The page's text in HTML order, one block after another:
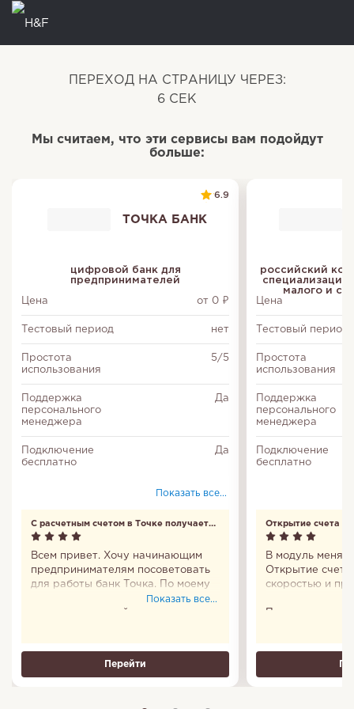
ПЕРЕХОД НА СТРАНИЦУ ЧЕРЕЗ:
6 СЕК
Мы считаем, что эти сервисы вам подойдут
больше:
6.9
ТОЧКА БАНК
цифровой банк для
предпринимателей
Цена от 0 ₽
Тестовый период нет
Простота
использования
5/5
Поддержка
персонального
менеджера
Да
Подключение
бесплатно
Да
Показать все...
С расчетным счетом в Точке получается
реально экономить на банковских
операциях
Всем привет. Хочу начинающим
предпринимателям посоветовать
для работы банк Точка. По моему
мнению они предлагают много
подготовке документов. Мой счет
Показать все...
Перейти
российский
малого и
Цена
Тестовый период
Простота
использования
Поддержка
персонального
менеджера
Подключение
бесплатно
Открытие счета
скоростью
В модуль меня
Открытие
скоростью и
Постоянно не
обороты или